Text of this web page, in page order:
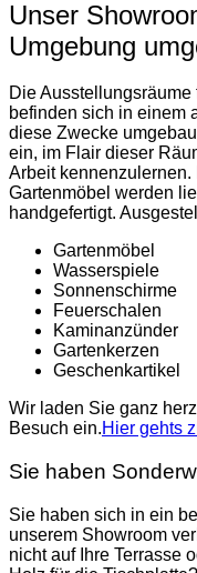
Unser
Umgebung
Die Ausstellungsräume
befinden sich in einem
diese Zwecke
ein, im Flair dieser
Arbeit
Gartenmöbel werden
handgefertigt.
Gartenmöbel
Wasserspiele
Sonnenschirme
Feuerschalen
Kaminanzünder
Gartenkerzen
Geschenkartikel
Wir laden Sie ganz
Besuch ein.Hier gehts
Sie haben
Sie haben sich in ein
unserem Showroom
nicht auf Ihre Terrasse